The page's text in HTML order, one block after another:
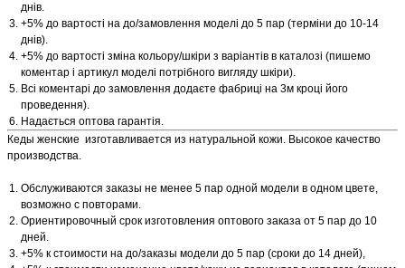
днів.
+5% до вартості на до/замовлення моделі до 5 пар (терміни до 10-14
днів).
+5% до вартості зміна кольору/шкіри з варіантів в каталозі (пишемо
коментар і артикул моделі потрібного вигляду шкіри).
Всі коментарі до замовлення додаєте фабриці на 3м кроці його
проведення).
Надається оптова гарантія.
Кеды женские изготавливается из натуральной кожи. Высокое качество
производства.
Обслуживаются заказы не менее 5 пар одной модели в одном цвете,
возможно с повторами.
Ориентировочный срок изготовления оптового заказа от 5 пар до 10
дней.
+5% к стоимости на до/заказы модели до 5 пар (сроки до 14 дней),